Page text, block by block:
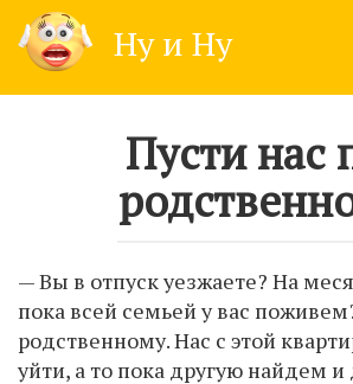
content
Ну и Ну
Пусти нас
— Вы в отпуск уезжаете? На
пока всей семьей у вас
родственному. Нас с этой
уйти, а то пока другую найдем и